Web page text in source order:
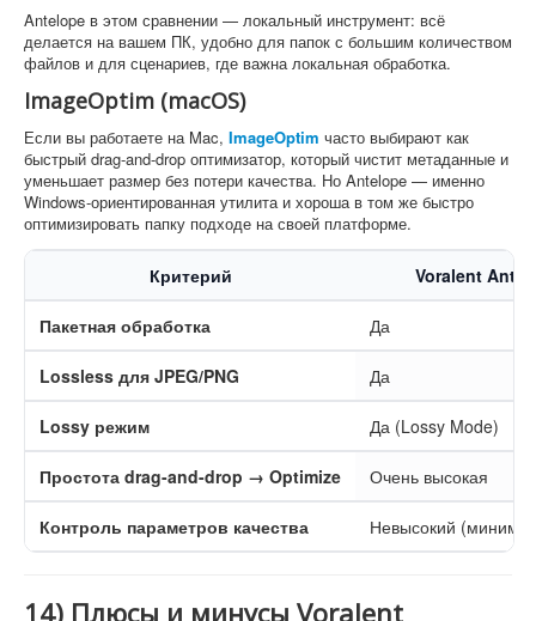
Antelope в этом сравнении — локальный инструмент: всё
делается на вашем ПК, удобно для папок с большим количеством
файлов и для сценариев, где важна локальная обработка.
ImageOptim (macOS)
Если вы работаете на Mac, ImageOptim часто выбирают как
быстрый drag-and-drop оптимизатор, который чистит метаданные и
уменьшает размер без потери качества. Но Antelope — именно
Windows-ориентированная утилита и хороша в том же быстро
оптимизировать папку подходе на своей платформе.
Критерий Voralent
Пакетная обработка Да
Lossless для JPEG/PNG Да
Lossy режим Да (Lossy Mode)
Простота drag-and-drop → Optimize Очень высокая
Контроль параметров качества Невысокий
14) Плюсы и минусы Voralent